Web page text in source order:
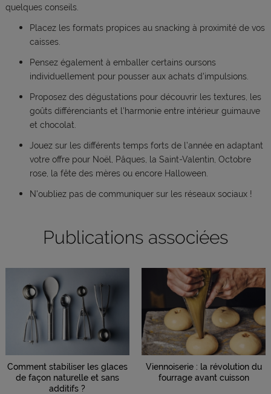
quelques conseils.
Placez les formats propices au snacking à proximité de vos
caisses.
Pensez également à emballer certains oursons
individuellement pour pousser aux achats d'impulsions.
Proposez des dégustations pour découvrir les textures, les
goûts différenciants et l’harmonie entre intérieur guimauve
et chocolat.
Jouez sur les différents temps forts de l’année en adaptant
votre offre pour Noël, Pâques, la Saint-Valentin, Octobre
rose, la fête des mères ou encore Halloween.
N'oubliez pas de communiquer sur les réseaux sociaux !
Publications associées
Comment stabiliser les glaces
de façon naturelle et sans
additifs ?
Viennoiserie : la révolution du
fourrage avant cuisson